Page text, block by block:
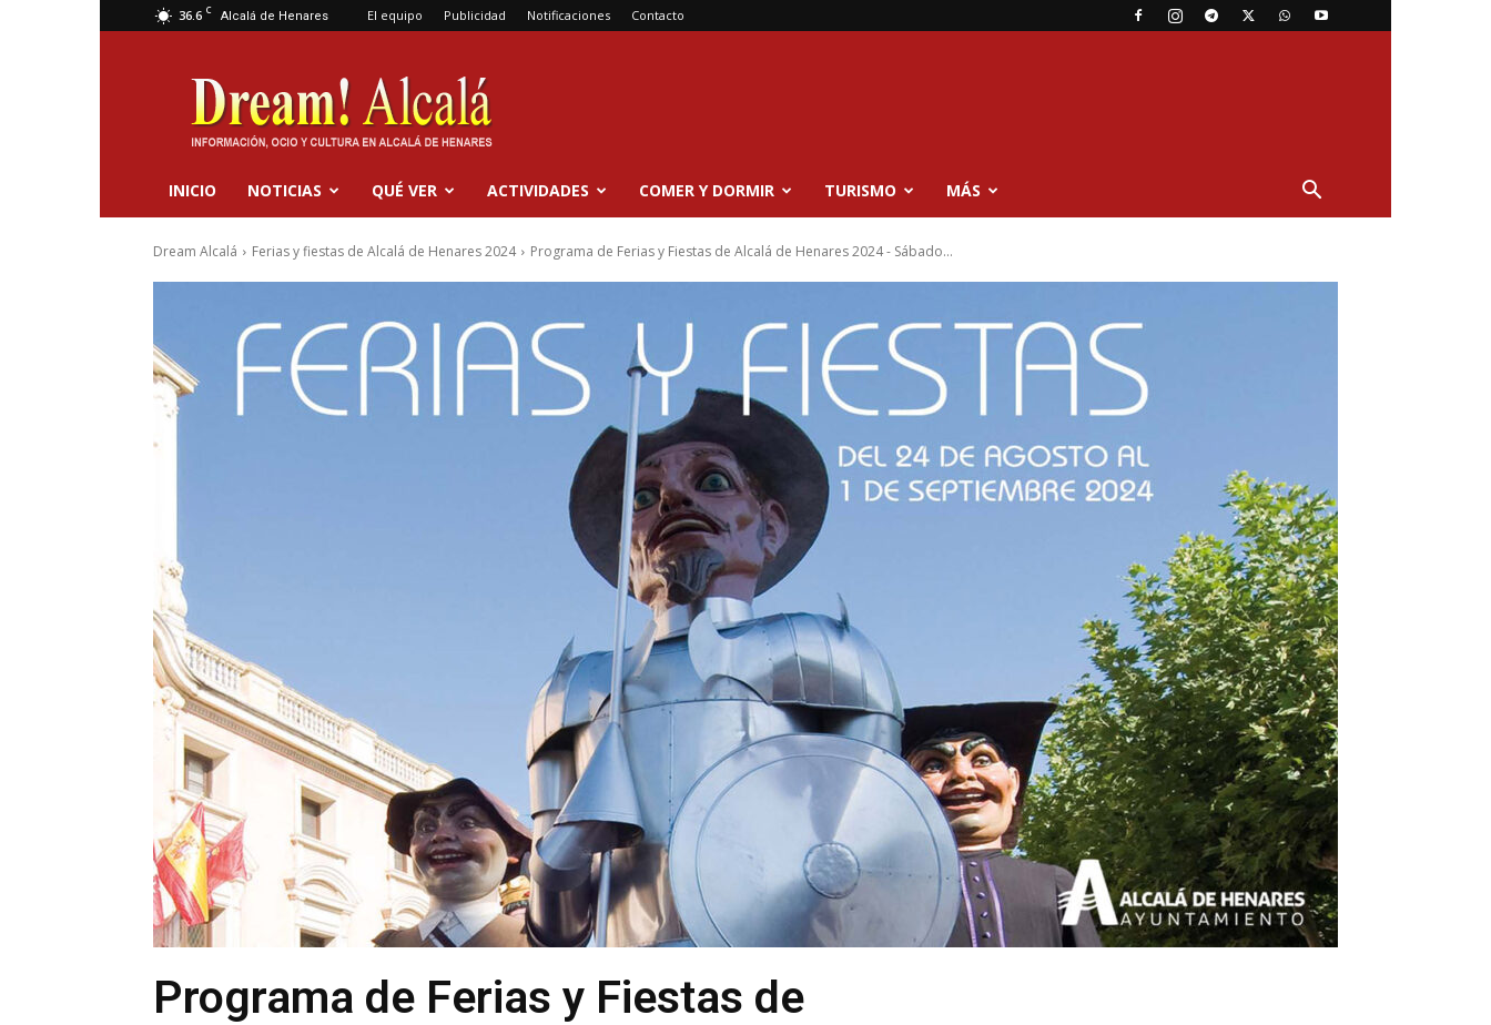
36.6 C Alcalá de Henares El equipo Publicidad Notificaciones Contacto
Dream
Alcalá
INICIO NOTICIAS QUÉ VER ACTIVIDADES COMER Y DORMIR TURISMO MÁS
Dream Alcalá Ferias y fiestas de Alcalá de Henares 2024 Programa de Ferias y Fiestas de Alcalá de Henares 2024 - Sábado...
Programa de Ferias y Fiestas de